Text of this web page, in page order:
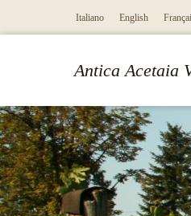
Italiano English
Antica Acetaia